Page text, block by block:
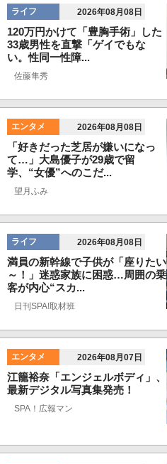
ライフ 2026年08月08日
120万円かけて「豊胸手術」した
33歳男性を直撃「ゲイでもな
い。性同一性障...
佐藤隼秀
エンタメ 2026年08月08日
「好きだった芝居が嫌いになっ
て…」大島優子が29歳で留
学、“女優”へのこだ...
望月ふみ
ライフ 2026年08月08日
満員の新幹線で子供が「座りたい
～！」迷惑家族に困惑…周囲の乗
客が内心“スカ...
日刊SPA!取材班
エンタメ 2026年08月07日
江籠裕奈「エンジェルボディ」、
最新デジタル写真集発売！
SPA！広報マン